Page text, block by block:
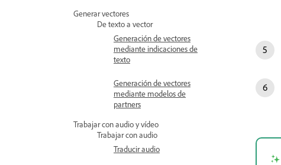
Generar vectores
De texto a vector
Generación de vectores
mediante indicaciones de
texto
Generación de vectores
mediante modelos de
partners
Trabajar con audio y vídeo
Trabajar con audio
Traducir audio